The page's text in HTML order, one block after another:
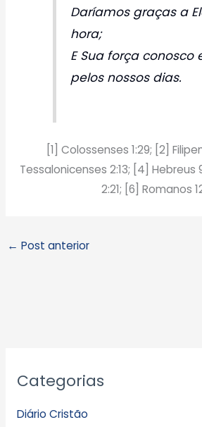
Daríamos graças a
hora;
E Sua força conosco
pelos nossos dias.
[1] Colossenses 1:29; [2]
Tessalonicenses 2:13; [4] Hebreus
2:21; [6] Romanos
← Post anterior
Categorias
Diário Cristão
r